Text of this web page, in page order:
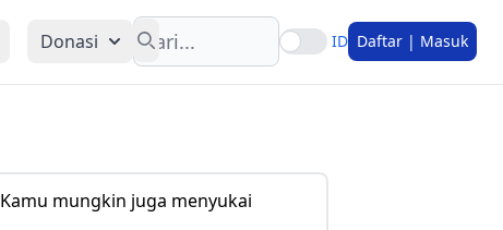
Donasi
Search
ID Daftar | Masuk
Kamu mungkin juga menyukai